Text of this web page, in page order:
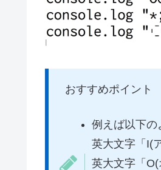
おすすめポイント
例えば以下の
英大文字「I(
英大文字「